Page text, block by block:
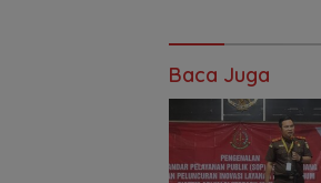
Baca Juga